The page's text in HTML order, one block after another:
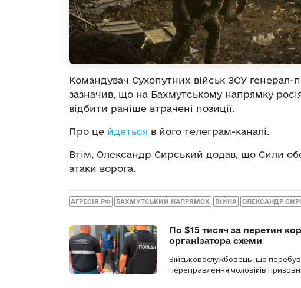
Командувач Сухопутних військ ЗСУ
зазначив, що на Бахмутському напрямку
відбити раніше втрачені позиції.
Про це йдеться в його телеграм-каналі.
Втім, Олександр Сирський додав, що Сили
атаки ворога.
АГРЕСІЯ РФ БАХМУТСЬКИЙ НАПРЯМОК ВІЙНА ОЛЕКСАНДР
По $15 тисяч за перетин
організатора схеми
Військовослужбовець, що
переправлення чоловіків